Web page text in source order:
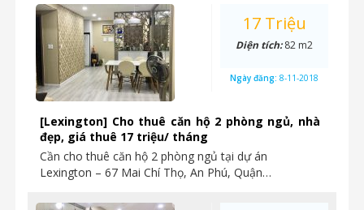
[Lexington] Cho thuê căn hộ 2 phòng ngủ, nhà
đẹp, giá thuê 17 triệu/ tháng
Cần cho thuê căn hộ 2 phòng ngủ tại dự án
Lexington – 67 Mai Chí Thọ, An Phú, Quận…
17 Triệu
Diện tích:82 m2
Ngày đăng: 8-11-2018